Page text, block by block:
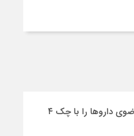
داروخانه‌های خراسان رضوی داروها را با چک ۴